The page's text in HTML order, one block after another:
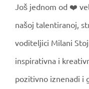
Još jednom od ❤️
našoj talentiranoj,
voditeljici Milani
inspirativna i
pozitivno iznenadi i